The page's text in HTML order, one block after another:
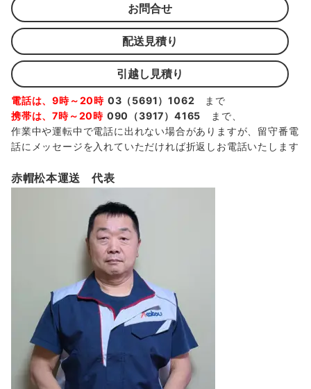
お問合せ
配送見積り
引越し見積り
電話は、9時～20時 03（5691）1062 まで
携帯は、7時～20時 090（3917）4165 まで、
作業中や運転中で電話に出れない場合がありますが、留守番電
話にメッセージを入れていただければ折返しお電話いたします
赤帽松本運送 代表